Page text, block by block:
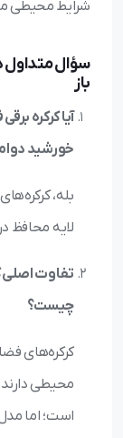
شرایط محیطی
سؤال متداول
باز
آیا کرکره
خورشید
بله،
لایه محافظ
تفاوت اصلی
چیست؟
کرکره‌های
محیطی
است؛ اما